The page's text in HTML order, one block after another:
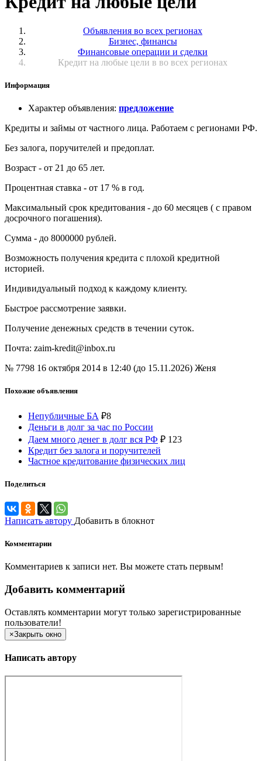
Объявления во всех регионах
Бизнес, финансы
Финансовые операции и сделки
Кредит на любые цели в во всех регионах
Информация
Характер объявления: предложение
Кредиты и займы от частного лица. Работаем с регионами РФ.
Без залога, поручителей и предоплат.
Возраст - от 21 до 65 лет.
Процентная ставка - от 17 % в год.
Максимальный срок кредитования - до 60 месяцев ( с правом
досрочного погашения).
Сумма - до 8000000 рублей.
Возможность получения кредита с плохой кредитной
историей.
Индивидуальный подход к каждому клиенту.
Быстрое рассмотрение заявки.
Получение денежных средств в течении суток.
Почта: zaim-kredit@inbox.ru
№ 7798 16 октября 2014 в 12:40 (до 15.11.2026) Женя
Похожие объявления
Непубличные БА ₽8
Деньги в долг за час по России
Даем много денег в долг вся РФ ₽ 123
Кредит без залога и поручителей
Частное кредитование физических лиц
Поделиться
Написать автору Добавить в блокнот
Комментарии
Комментариев к записи нет. Вы можете стать первым!
Добавить комментарий
Оставлять комментарии могут только зарегистрированные
пользователи!
×Закрыть окно
Написать автору